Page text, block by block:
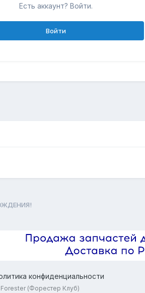
Есть аккаунт? Войти.
Войти
конфиденциальности
Forester (Форестер Клуб)